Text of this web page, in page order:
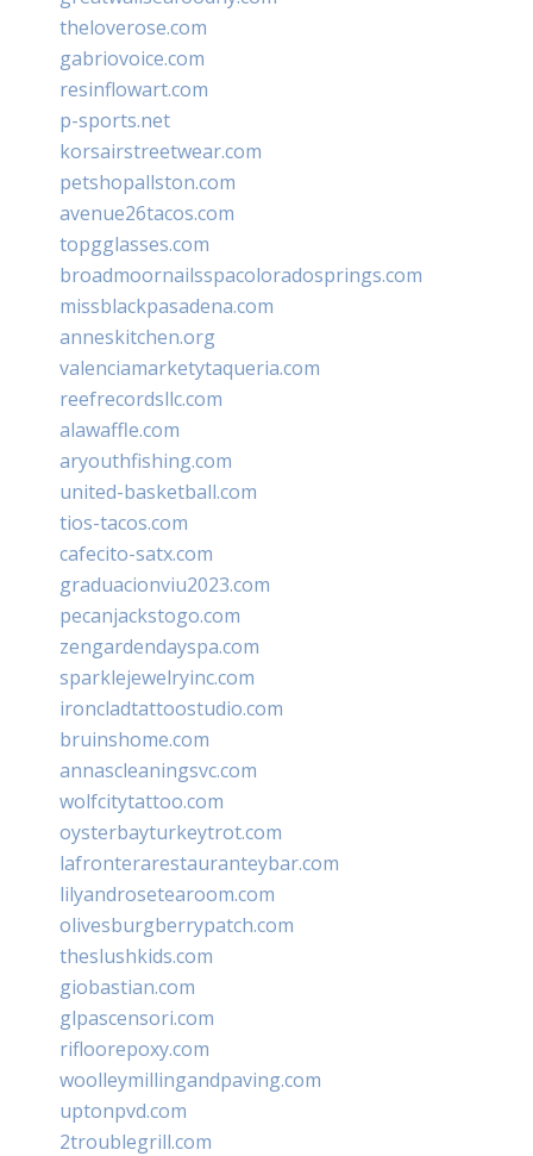
theloverose.com
gabriovoice.com
resinflowart.com
p-sports.net
korsairstreetwear.com
petshopallston.com
avenue26tacos.com
topgglasses.com
broadmoornailsspacoloradosprings.com
missblackpasadena.com
anneskitchen.org
valenciamarketytaqueria.com
reefrecordsllc.com
alawaffle.com
aryouthfishing.com
united-basketball.com
tios-tacos.com
cafecito-satx.com
graduacionviu2023.com
pecanjackstogo.com
zengardendayspa.com
sparklejewelryinc.com
ironcladtattoostudio.com
bruinshome.com
annascleaningsvc.com
wolfcitytattoo.com
oysterbayturkeytrot.com
lafronterarestauranteybar.com
lilyandrosetearoom.com
olivesburgberrypatch.com
theslushkids.com
giobastian.com
glpascensori.com
rifloorepoxy.com
woolleymillingandpaving.com
uptonpvd.com
2troublegrill.com